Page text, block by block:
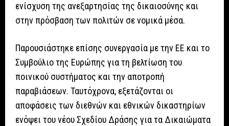
ενίσχυση της ανεξαρτησίας της δικαιοσύνης και
στην πρόσβαση των πολιτών σε νομικά μέσα.
Παρουσιάστηκε επίσης συνεργασία με την ΕΕ και το
Συμβούλιο της Ευρώπης για τη βελτίωση του
ποινικού συστήματος και την αποτροπή
παραβιάσεων. Ταυτόχρονα, εξετάζονται οι
αποφάσεις των διεθνών και εθνικών δικαστηρίων
ενόψει του νέου Σχεδίου Δράσης για τα Δικαιώματα